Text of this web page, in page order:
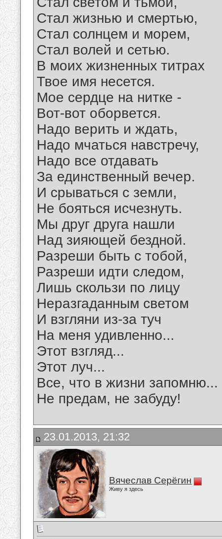
Стал жизнью и смертью,
Стал солнцем и морем,
Стал волей и сетью.
В моих жизненных титрах
Твое имя несется.
Мое сердце на нитке -
Вот-вот оборвется.
Надо верить и ждать,
Надо мчаться навстречу,
Надо все отдавать
За единственный вечер.
И срываться с земли,
Не бояться исчезнуть.
Мы друг друга нашли
Над зияющей бездной.
Разреши быть с тобой,
Разреши идти следом,
Лишь скользи по лицу
Неразгаданным светом
И взгляни из-за туч
На меня удивленно...
Этот взгляд...
Этот луч...
Все, что в жизни запомню...
Не предам, не забуду!
23.01.2013, 21:32
Вячеслав Серёгин
Живу я здесь